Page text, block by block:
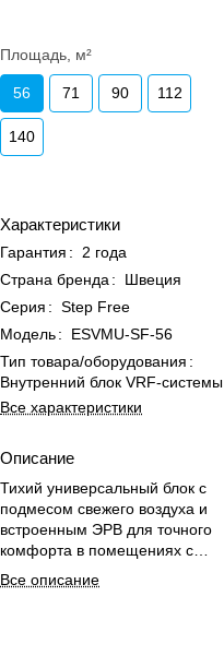
Площадь, м²
56 71 90 112
140
Характеристики
Гарантия :
2 года
Страна бренда :
Швеция
Серия : Step Free
Модель:
ESVMU-SF-56
Тип товара/оборудования :
Внутренний блок VRF-системы
Все характеристики
Описание
Тихий универсальный блок с
подмесом свежего воздуха и
встроенным ЭРВ для точного
комфорта в помещениях с
высокими требованиями к шуму
Все описание